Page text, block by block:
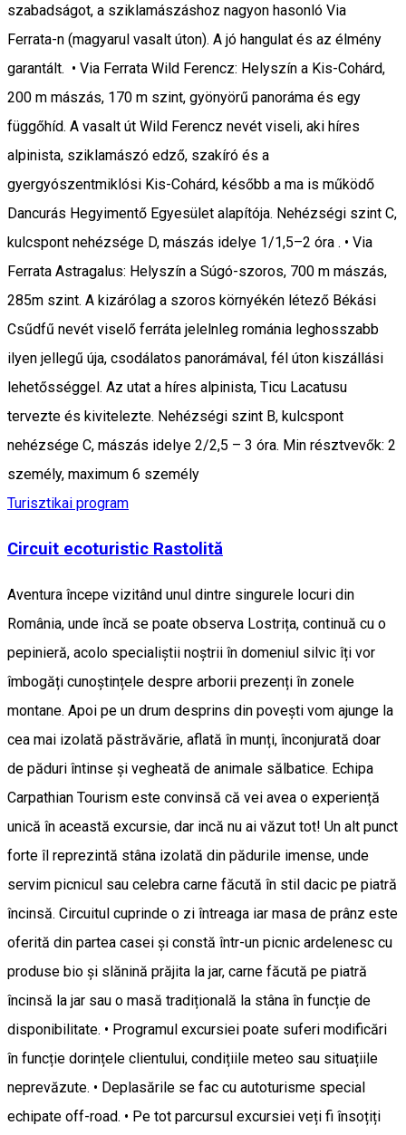
szabadságot, a sziklamászáshoz nagyon hasonló Via
Ferrata-n (magyarul vasalt úton). A jó hangulat és az élmény
garantált. • Via Ferrata Wild Ferencz: Helyszín a Kis-Cohárd,
200 m mászás, 170 m szint, gyönyörű panoráma és egy
függőhíd. A vasalt út Wild Ferencz nevét viseli, aki híres
alpinista, sziklamászó edző, szakíró és a
gyergyószentmiklósi Kis-Cohárd, később a ma is működő
Dancurás Hegyimentő Egyesület alapítója. Nehézségi szint C,
kulcspont nehézsége D, mászás idelye 1/1,5–2 óra . • Via
Ferrata Astragalus: Helyszín a Súgó-szoros, 700 m mászás,
285m szint. A kizárólag a szoros környékén létező Békási
Csűdfű nevét viselő ferráta jelelnleg románia leghosszabb
ilyen jellegű úja, csodálatos panorámával, fél úton kiszállási
lehetősséggel. Az utat a híres alpinista, Ticu Lacatusu
tervezte és kivitelezte. Nehézségi szint B, kulcspont
nehézsége C, mászás idelye 2/2,5 – 3 óra. Min résztvevők: 2
személy, maximum 6 személy
Turisztikai program
Circuit ecoturistic Rastolită
Aventura începe vizitând unul dintre singurele locuri din
România, unde încă se poate observa Lostrița, continuă cu o
pepinieră, acolo specialiștii noștrii în domeniul silvic îți vor
îmbogăți cunoștințele despre arborii prezenți în zonele
montane. Apoi pe un drum desprins din povești vom ajunge la
cea mai izolată păstrăvărie, aflată în munți, înconjurată doar
de păduri întinse și vegheată de animale sălbatice. Echipa
Carpathian Tourism este convinsă că vei avea o experiență
unică în această excursie, dar incă nu ai văzut tot! Un alt punct
forte îl reprezintă stâna izolată din pădurile imense, unde
servim picnicul sau celebra carne făcută în stil dacic pe piatră
încinsă. Circuitul cuprinde o zi întreaga iar masa de prânz este
oferită din partea casei și constă într-un picnic ardelenesc cu
produse bio și slănină prăjita la jar, carne făcută pe piatră
încinsă la jar sau o masă tradițională la stâna în funcție de
disponibilitate. • Programul excursiei poate suferi modificări
în funcție dorințele clientului, condițiile meteo sau situațiile
neprevăzute. • Deplasările se fac cu autoturisme special
echipate off-road. • Pe tot parcursul excursiei veți fi însoțiți